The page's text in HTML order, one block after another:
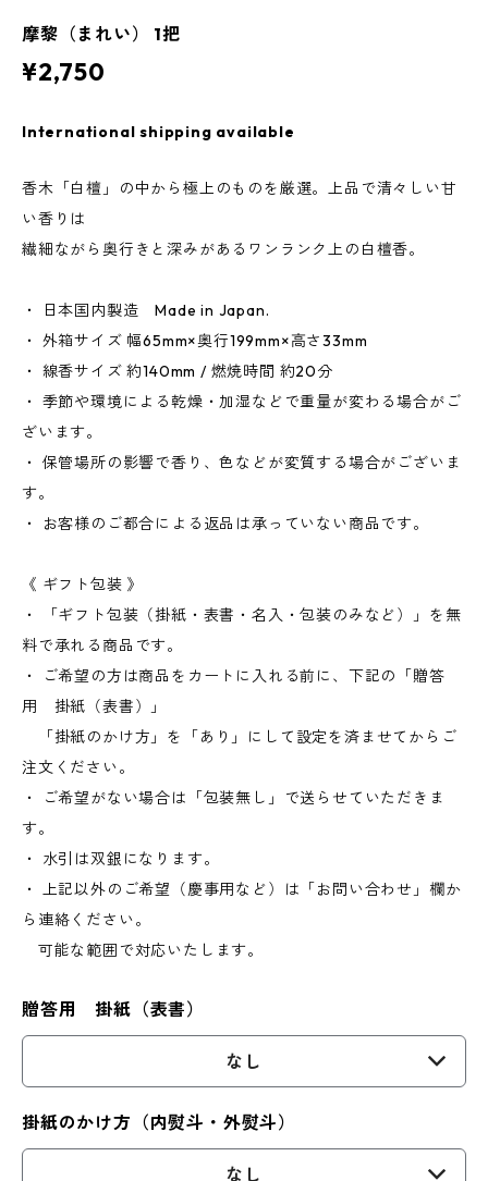
摩黎（まれい） 1把
¥2,750
International shipping available
香木「白檀」の中から極上のものを厳選。上品で清々しい甘
い香りは
繊細ながら奥行きと深みがあるワンランク上の白檀香。
・ 日本国内製造 Made in Japan.
・ 外箱サイズ 幅65mm×奥行199mm×高さ33mm
・ 線香サイズ 約140mm / 燃焼時間 約20分
・ 季節や環境による乾燥・加湿などで重量が変わる場合がご
ざいます。
・ 保管場所の影響で香り、色などが変質する場合がございま
す。
・ お客様のご都合による返品は承っていない商品です。
《 ギフト包装 》
・ 「ギフト包装（掛紙・表書・名入・包装のみなど）」を無
料で承れる商品です。
・ ご希望の方は商品をカートに入れる前に、下記の「贈答
用 掛紙（表書）」
「掛紙のかけ方」を「あり」にして設定を済ませてからご
注文ください。
・ ご希望がない場合は「包装無し」で送らせていただきま
す。
・ 水引は双銀になります。
・ 上記以外のご希望（慶事用など）は「お問い合わせ」欄か
ら連絡ください。
可能な範囲で対応いたします。
贈答用 掛紙（表書）
なし
掛紙のかけ方（内熨斗・外熨斗）
なし